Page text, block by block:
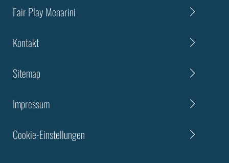
Fair Play Menarini
Kontakt
Sitemap
Impressum
Cookie-Einstellungen